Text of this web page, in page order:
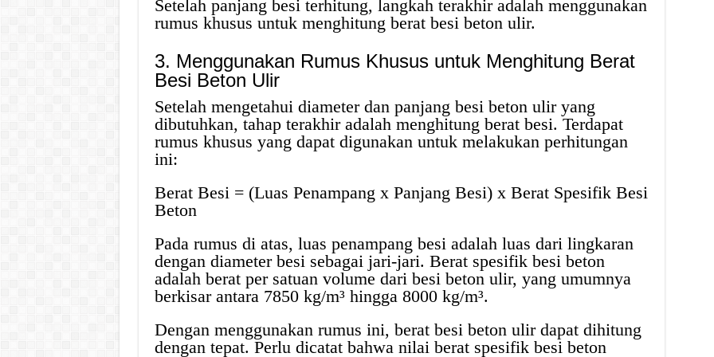
Setelah panjang besi terhitung, langkah terakhir adalah menggunakan
rumus khusus untuk menghitung berat besi beton ulir.
3. Menggunakan Rumus Khusus untuk Menghitung Berat
Besi Beton Ulir
Setelah mengetahui diameter dan panjang besi beton ulir yang
dibutuhkan, tahap terakhir adalah menghitung berat besi. Terdapat
rumus khusus yang dapat digunakan untuk melakukan perhitungan
ini:
Berat Besi = (Luas Penampang x Panjang Besi) x Berat Spesifik Besi
Beton
Pada rumus di atas, luas penampang besi adalah luas dari lingkaran
dengan diameter besi sebagai jari-jari. Berat spesifik besi beton
adalah berat per satuan volume dari besi beton ulir, yang umumnya
berkisar antara 7850 kg/m³ hingga 8000 kg/m³.
Dengan menggunakan rumus ini, berat besi beton ulir dapat dihitung
dengan tepat. Perlu dicatat bahwa nilai berat spesifik besi beton